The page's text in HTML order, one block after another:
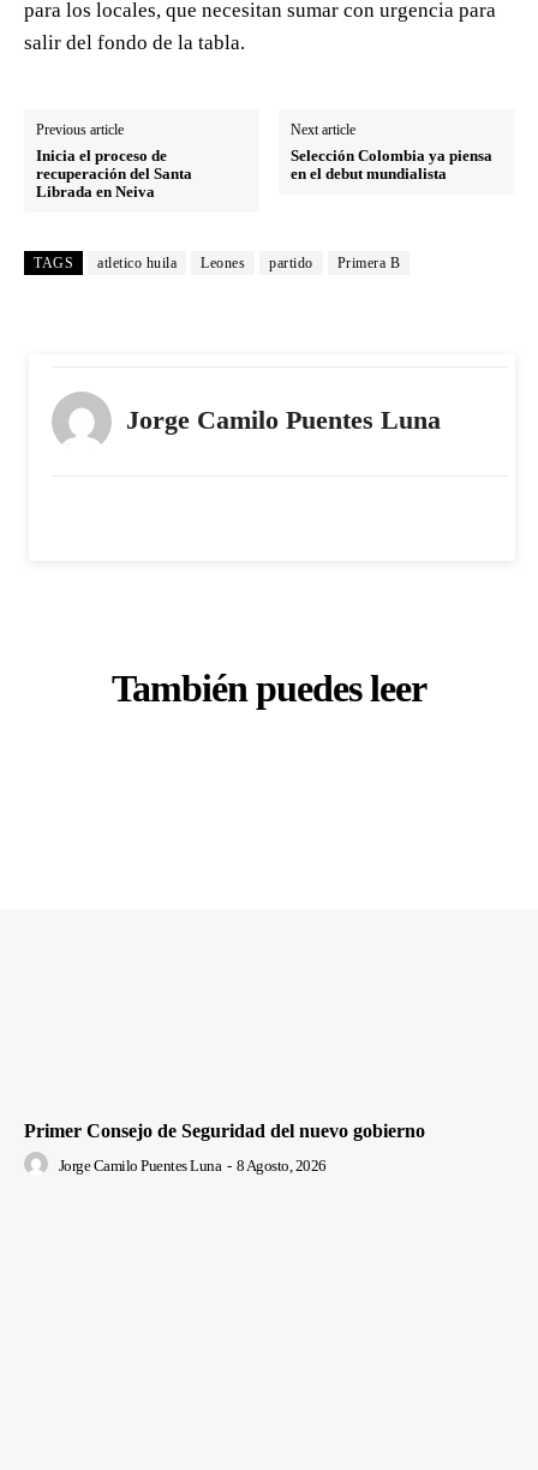
para los locales, que necesitan sumar con urgencia para
salir del fondo de la tabla.
Previous article
Inicia el proceso de
recuperación del Santa
Librada en Neiva
Next article
Selección Colombia ya piensa
en el debut mundialista
TAGS atletico huila Leones partido Primera B
Jorge Camilo Puentes Luna
También puedes leer
Primer Consejo de Seguridad del nuevo gobierno
Jorge Camilo Puentes Luna - 8 Agosto, 2026